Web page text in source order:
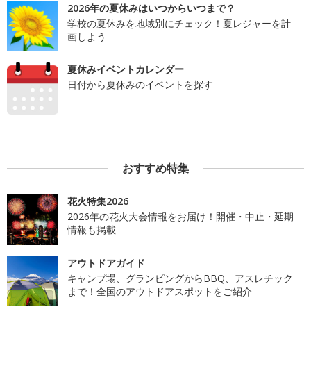
2026年の夏休みはいつからいつまで？
学校の夏休みを地域別にチェック！夏レジャーを計
画しよう
夏休みイベントカレンダー
日付から夏休みのイベントを探す
おすすめ特集
花火特集2026
2026年の花火大会情報をお届け！開催・中止・延期
情報も掲載
アウトドアガイド
キャンプ場、グランピングからBBQ、アスレチック
まで！全国のアウトドアスポットをご紹介